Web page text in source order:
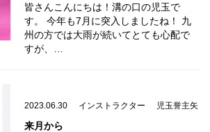
皆さんこんにちは！溝の口の児玉で
す。 今年も7月に突入しましたね！ 九
州の方では大雨が続いてとても心配で
すが、…
2023.06.30 インストラクター 児玉誉主矢
来月から